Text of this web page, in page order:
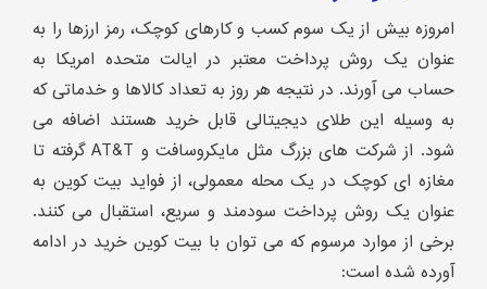
امروزه بیش از یک سوم کسب و کارهای کوچک، رمز ارزها را به
عنوان یک روش پرداخت معتبر در ایالت متحده امریکا به
حساب می آورند. در نتیجه هر روز به تعداد کالاها و خدماتی که
به وسیله این طلای دیجیتالی قابل خرید هستند اضافه می
شود. از شرکت های بزرگ مثل مایکروسافت و AT&T گرفته تا
مغازه ای کوچک در یک محله معمولی، از فواید بیت کوین به
عنوان یک روش پرداخت سودمند و سریع، استقبال می کنند.
برخی از موارد مرسوم که می توان با بیت کوین خرید در ادامه
آورده شده است: